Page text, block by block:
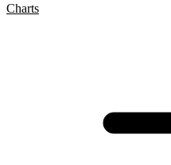
Charts